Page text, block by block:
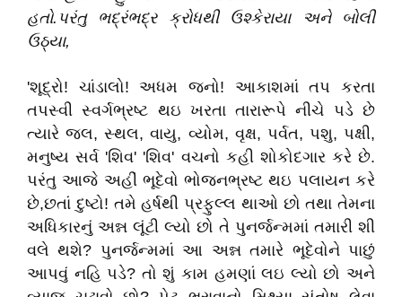
હતો.પરંતુ ભદ્રંભદ્ર ક્રોધથી ઉશ્કેરાયા અને બોલી
ઉઠ્યા,
'શૂદ્રો! ચાંડાલો! અધમ જનો! આકાશમાં તપ કરતા
તપસ્વી સ્વર્ગભ્રષ્ટ થઇ ખરતા તારારૂપે નીચે પડે છે
ત્યારે જલ, સ્થલ, વાયુ, વ્યોમ, વૃક્ષ, પર્વત, પશુ, પક્ષી,
મનુષ્ય સર્વ 'શિવ' 'શિવ' વચનો કહી શોકોદગાર કરે છે.
પરંતુ આજે અહીં ભૂદેવો ભોજનભ્રષ્ટ થઇ પલાયન કરે
છે,છતાં દુષ્ટો! તમે હર્ષથી પ્રફુલ્લ થાઓ છો તથા તેમના
અધિકારનું અન્ન લૂંટી લ્યો છો તે પુનર્જન્મમાં તમારી શી
વલે થશે? પુનર્જન્મમાં આ અન્ન તમારે ભૂદેવોને પાછું
આપવું નહિ પડે? તો શું કામ હમણાં લઇ લ્યો છો અને